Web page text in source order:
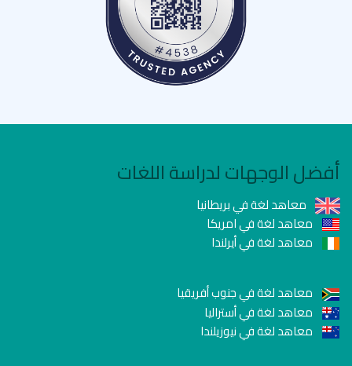
أفضل الوجهات لدراسة اللغات
معاهد لغة في بريطانيا
معاهد لغة في امريكا
معاهد لغة في أيرلندا
معاهد لغة في جنوب أفريقيا
معاهد لغة في أستراليا
معاهد لغة في نيوزيلندا